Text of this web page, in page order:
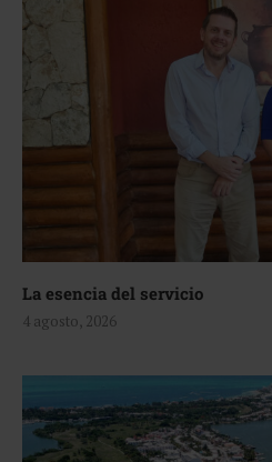
La esencia del servicio
4 agosto, 2026